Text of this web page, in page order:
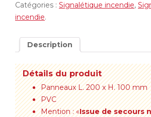
Catégories : Signalétique incendie,
incendie.
Description
Détails du produit
Panneaux L. 200 x H. 100 mm
PVC
Mention : «Issue de secours